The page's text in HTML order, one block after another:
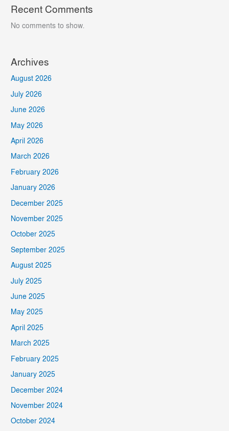
Recent Comments
No comments to show.
Archives
August 2026
July 2026
June 2026
May 2026
April 2026
March 2026
February 2026
January 2026
December 2025
November 2025
October 2025
September 2025
August 2025
July 2025
June 2025
May 2025
April 2025
March 2025
February 2025
January 2025
December 2024
November 2024
October 2024